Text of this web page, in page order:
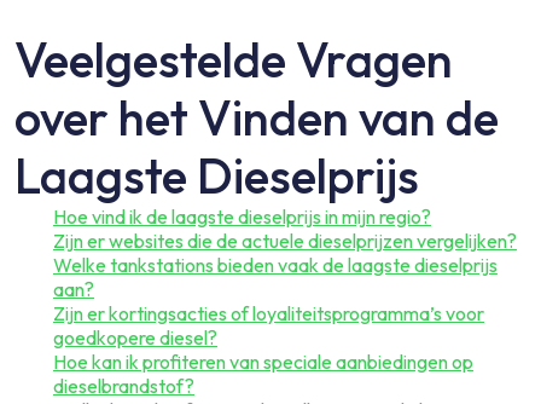
Veelgestelde Vragen
over het Vinden van de
Laagste Dieselprijs
Hoe vind ik de laagste dieselprijs in mijn regio?
Zijn er websites die de actuele dieselprijzen vergelijken?
Welke tankstations bieden vaak de laagste dieselprijs
aan?
Zijn er kortingsacties of loyaliteitsprogramma’s voor
goedkopere diesel?
Hoe kan ik profiteren van speciale aanbiedingen op
dieselbrandstof?